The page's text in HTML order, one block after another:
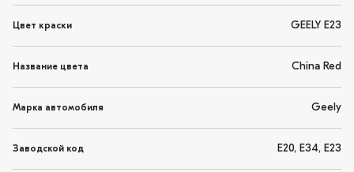
Цвет краски GEELY E23
Название цвета China Red
Марка автомобиля Geely
Заводской код E20, E34, E23